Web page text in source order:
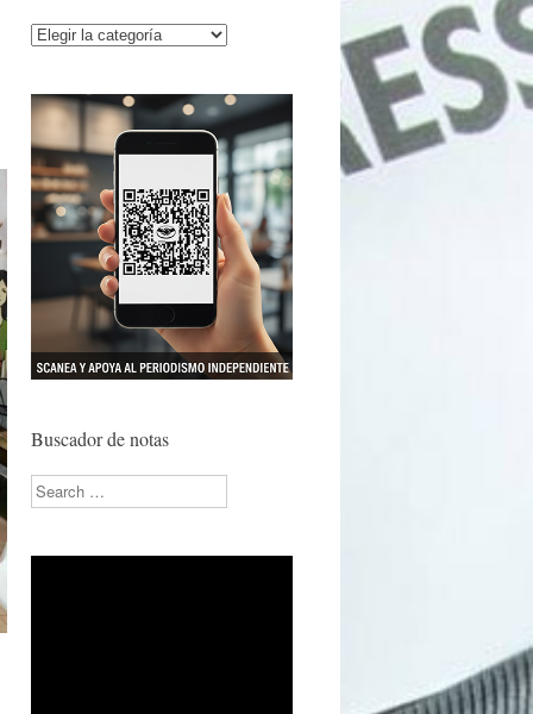
Categorías
Buscador de notas
Search